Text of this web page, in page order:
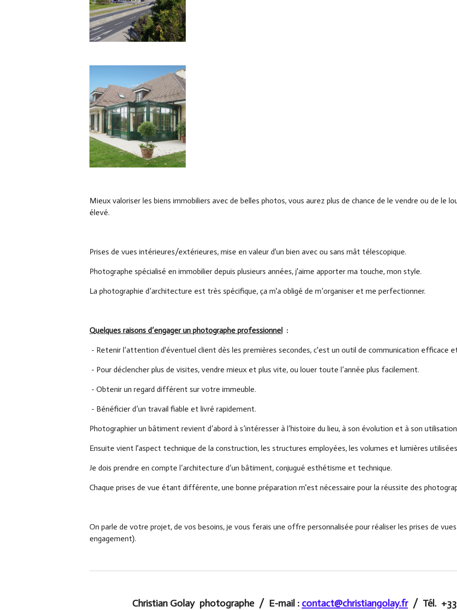
Mieux valoriser les biens immobiliers avec de belles photos, vous aurez plus de chance de le vendre ou de le
élevé.
Prises de vues intérieures/extérieures, mise en valeur d'un bien avec ou sans mât télescopique.
Photographe spécialisé en immobilier depuis plusieurs années, j'aime apporter ma touche, mon style.
La photographie d’architecture est très spécifique, ça m'a obligé de m’organiser et me perfectionner.
Quelques raisons d’engager un photographe professionnel :
- Retenir l’attention d'éventuel client dès les premières secondes, c'est un outil de communication efficace
- Pour déclencher plus de visites, vendre mieux et plus vite, ou louer toute l’année plus facilement.
- Obtenir un regard différent sur votre immeuble.
- Bénéficier d’un travail fiable et livré rapidement.
Photographier un bâtiment revient d’abord à s’intéresser à l’histoire du lieu, à son évolution et à son
Ensuite vient l'aspect technique de la construction, les structures employées, les volumes et lumières
Je dois prendre en compte l’architecture d’un bâtiment, conjugué esthétisme et technique.
Chaque prises de vue étant différente, une bonne préparation m'est nécessaire pour la réussite des
On parle de votre projet, de vos besoins, je vous ferais une offre personnalisée pour réaliser les prises de
engagement).
Christian Golay photographe / E-mail : contact@christiangolay.fr/ Tél. +33